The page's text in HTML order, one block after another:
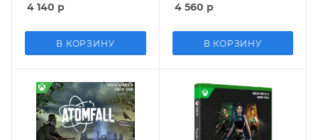
4 140 р
В КОРЗИНУ
4 560 р
В КОРЗИНУ